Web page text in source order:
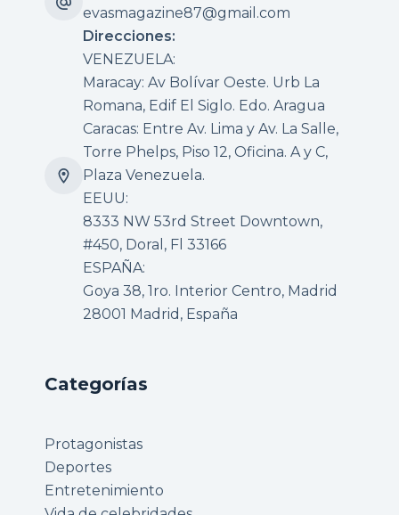
evasmagazine87@gmail.com
Direcciones:
VENEZUELA:
Maracay: Av Bolívar Oeste. Urb La
Romana, Edif El Siglo. Edo. Aragua
Caracas: Entre Av. Lima y Av. La Salle,
Torre Phelps, Piso 12, Oficina. A y C,
Plaza Venezuela.
EEUU:
8333 NW 53rd Street Downtown,
#450, Doral, Fl 33166
ESPAÑA:
Goya 38, 1ro. Interior Centro, Madrid
28001 Madrid, España
Categorías
Protagonistas
Deportes
Entretenimiento